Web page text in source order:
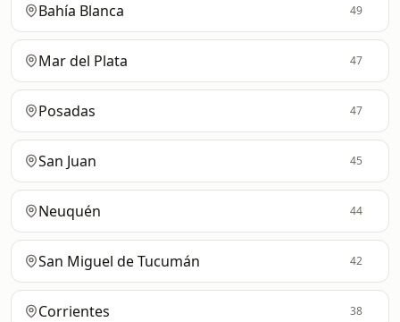
Bahía Blanca 49
Mar del Plata 47
Posadas 47
San Juan 45
Neuquén 44
San Miguel de Tucumán 42
Corrientes 38